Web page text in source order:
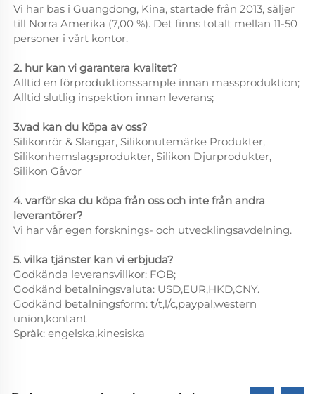
Vi har bas i Guangdong, Kina, startade från 2013, säljer
till Norra Amerika (7,00 %). Det finns totalt mellan 11-50
personer i vårt kontor.
2. hur kan vi garantera kvalitet?
Alltid en förproduktionssample innan massproduktion;
Alltid slutlig inspektion innan leverans;
3.vad kan du köpa av oss?
Silikonrör & Slangar, Silikonutemärke Produkter,
Silikonhemslagsprodukter, Silikon Djurprodukter,
Silikon Gåvor
4. varför ska du köpa från oss och inte från andra
leverantörer?
Vi har vår egen forsknings- och utvecklingsavdelning.
5. vilka tjänster kan vi erbjuda?
Godkända leveransvillkor: FOB;
Godkänd betalningsvaluta: USD,EUR,HKD,CNY.
Godkänd betalningsform: t/t,l/c,paypal,western
union,kontant
Språk: engelska,kinesiska